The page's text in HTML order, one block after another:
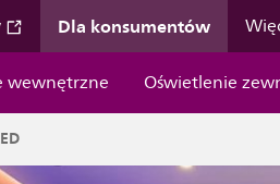
Dla konsumentów
wewnętrzne Oświetlenie